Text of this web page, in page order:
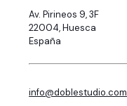
Av. Pirineos 9, 3F
22004, Huesca
España
info@doblestudio.com